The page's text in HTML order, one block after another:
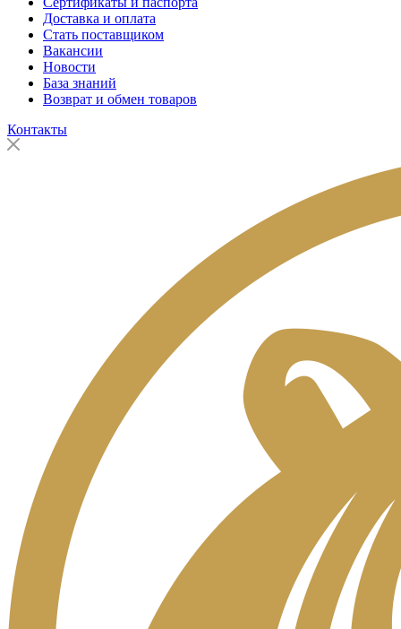
Доставка и оплата
Стать поставщиком
Вакансии
Новости
База знаний
Возврат и обмен товаров
Контакты